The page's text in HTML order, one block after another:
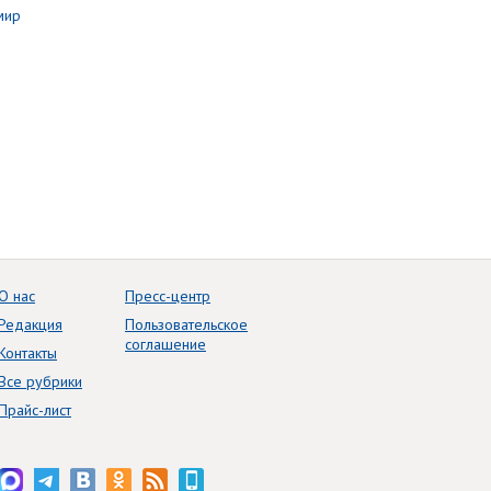
нас
рубрики
лист
Пресс-центр
Пользовательское
соглашение